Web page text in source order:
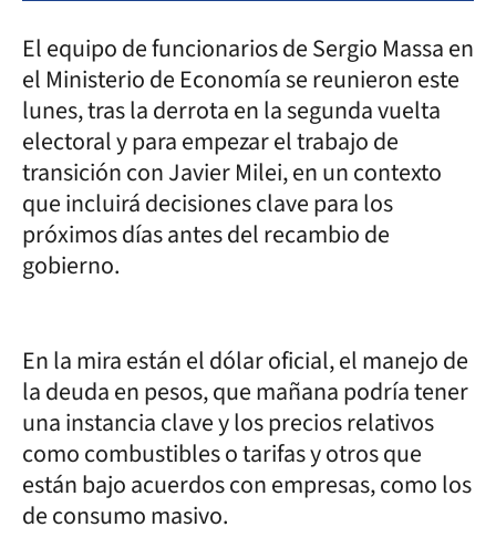
El equipo de funcionarios de Sergio Massa en
el Ministerio de Economía se reunieron este
lunes, tras la derrota en la segunda vuelta
electoral y para empezar el trabajo de
transición con Javier Milei, en un contexto
que incluirá decisiones clave para los
próximos días antes del recambio de
gobierno.
En la mira están el dólar oficial, el manejo de
la deuda en pesos, que mañana podría tener
una instancia clave y los precios relativos
como combustibles o tarifas y otros que
están bajo acuerdos con empresas, como los
de consumo masivo.